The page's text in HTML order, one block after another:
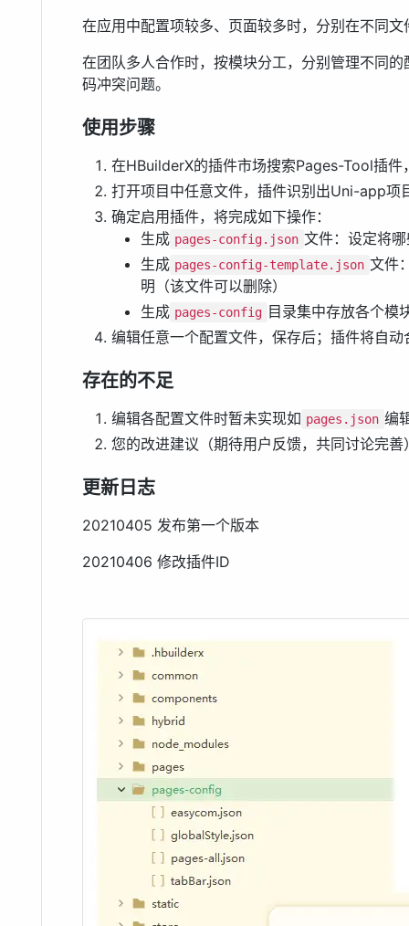
在应用中配置项较多、页面较多时，分别在不同
在团队多人合作时，按模块分工，分别管理不同
码冲突问题。
使用步骤
在HBuilderX的插件市场搜索Pages-Tool插件
打开项目中任意文件，插件识别出Uni-app项
确定启用插件，将完成如下操作：
生成 pages-config.json 文件：设定将
生成 pages-config-template.json 文件
明（该文件可以删除）
生成 pages-config 目录集中存放各个模
编辑任意一个配置文件，保存后；插件将自动
存在的不足
编辑各配置文件时暂未实现如 pages.json 编
您的改进建议（期待用户反馈，共同讨论完善
更新日志
20210405 发布第一个版本
20210406 修改插件ID